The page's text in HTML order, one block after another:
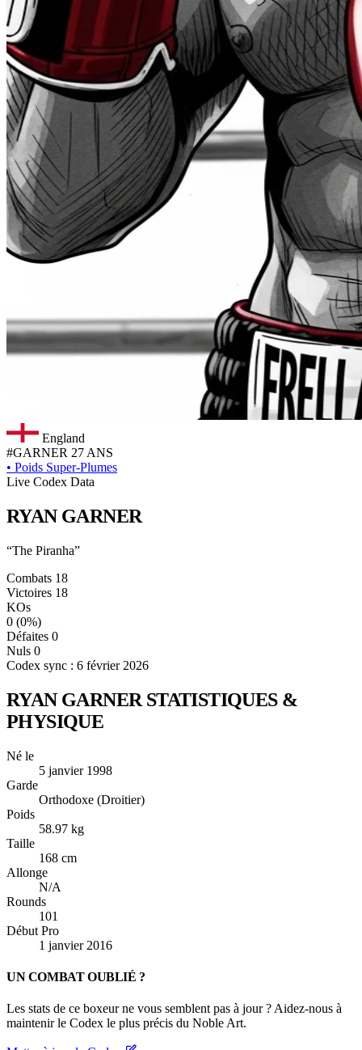
England
#GARNER 27 ANS
• Poids Super-Plumes
Live Codex Data
RYAN GARNER
“The Piranha”
Combats 18
Victoires 18
KOs
0 (0%)
Défaites 0
Nuls 0
Codex sync : 6 février 2026
RYAN GARNER STATISTIQUES &
PHYSIQUE
Né le
5 janvier 1998
Garde
Orthodoxe (Droitier)
Poids
58.97 kg
Taille
168 cm
Allonge
N/A
Rounds
101
Début Pro
1 janvier 2016
UN COMBAT OUBLIÉ ?
Les stats de ce boxeur ne vous semblent pas à jour ? Aidez-nous à
maintenir le Codex le plus précis du Noble Art.